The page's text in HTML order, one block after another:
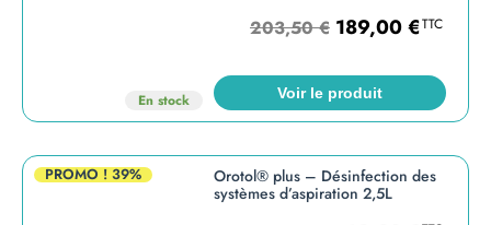
En stock
203,50€ 189,00€TTC
Voir le produit
PROMO !39%
Orotol® plus – Désinfection des
systèmes d’aspiration 2,5L